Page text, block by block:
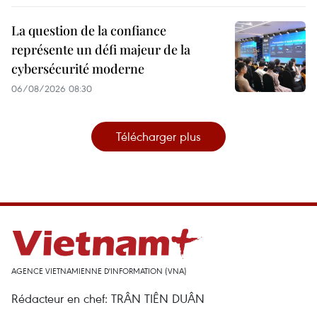
La question de la confiance
représente un défi majeur de la
cybersécurité moderne
06/08/2026 08:30
Télécharger plus
AGENCE VIETNAMIENNE D'INFORMATION (VNA)
Rédacteur en chef: TRÂN TIÊN DUÂN